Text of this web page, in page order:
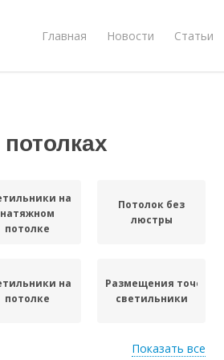
Главная Новости Статьи
на
натяжном
потолке
Потолок без
люстры
на
потолке
Размещения точечные
светильники
Показать все